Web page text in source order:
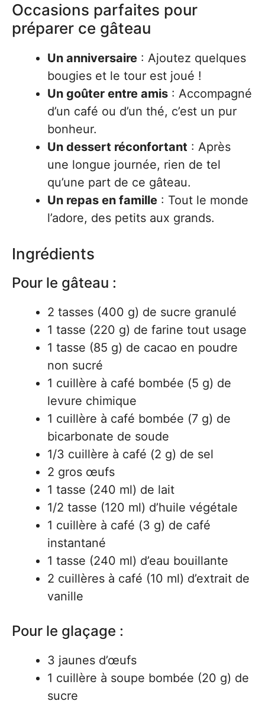
Occasions parfaites pour
préparer ce gâteau
Un anniversaire : Ajoutez quelques
bougies et le tour est joué !
Un goûter entre amis : Accompagné
d’un café ou d’un thé, c’est un pur
bonheur.
Un dessert réconfortant : Après
une longue journée, rien de tel
qu’une part de ce gâteau.
Un repas en famille : Tout le monde
l’adore, des petits aux grands.
Ingrédients
Pour le gâteau :
2 tasses (400 g) de sucre granulé
1 tasse (220 g) de farine tout usage
1 tasse (85 g) de cacao en poudre
non sucré
1 cuillère à café bombée (5 g) de
levure chimique
1 cuillère à café bombée (7 g) de
bicarbonate de soude
1/3 cuillère à café (2 g) de sel
2 gros œufs
1 tasse (240 ml) de lait
1/2 tasse (120 ml) d’huile végétale
1 cuillère à café (3 g) de café
instantané
1 tasse (240 ml) d’eau bouillante
2 cuillères à café (10 ml) d’extrait de
vanille
Pour le glaçage :
3 jaunes d’œufs
1 cuillère à soupe bombée (20 g) de
sucre